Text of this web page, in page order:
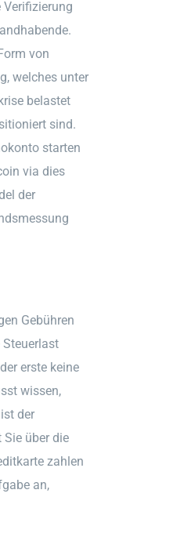
von
welches unter
belastet
sind.
starten
via dies
der
Gebühren
erste keine
wissen,
der
über die
zahlen
an,